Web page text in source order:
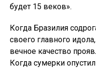
будет 15 веков».
Когда Бразилия
своего главного
вечное качество
Когда сумерки